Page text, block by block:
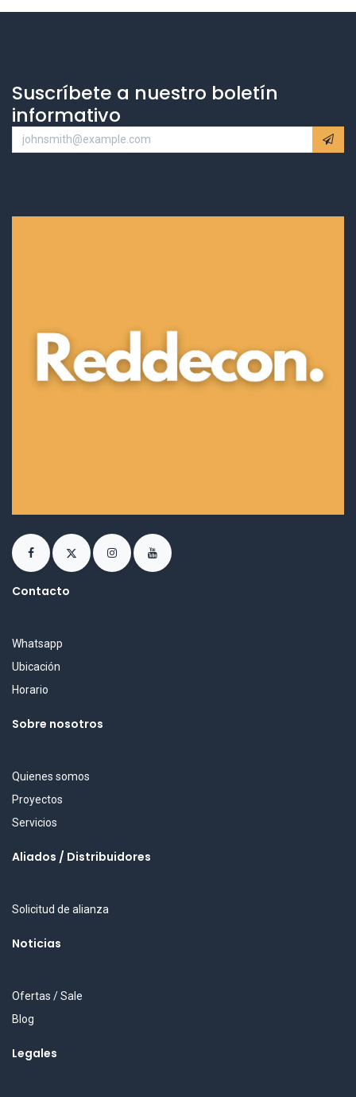
Suscríbete a nuestro boletín
informativo
Contacto
Whatsapp
Ubicación
Horario
Sobre nosotros
Quienes somos
Proyectos
Servicios
Aliados / Distribuidores
Solicitud de alianza
Noticias
Ofertas / Sale
Blog
Legales